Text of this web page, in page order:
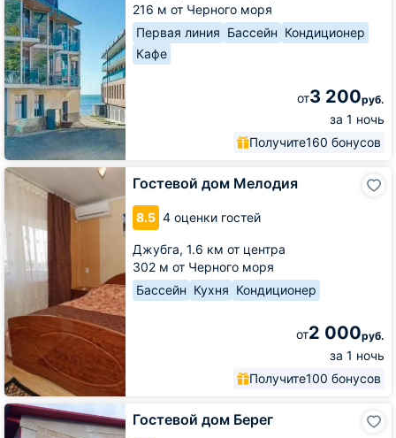
216 м от Черного моря
Первая линия Бассейн Кондиционер
Кафе
от3 200руб.
за 1 ночь
Получите160 бонусов
Гостевой дом Мелодия
8.5 4 оценки гостей
Джубга, 1.6 км от центра
302 м от Черного моря
Бассейн Кухня Кондиционер
от2 000руб.
за 1 ночь
Получите100 бонусов
Гостевой
Гостевой дом Берег
Гостевой
дом